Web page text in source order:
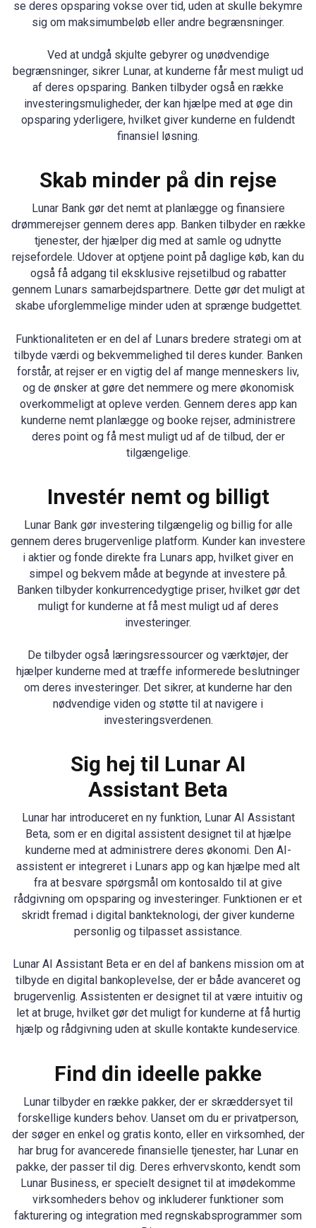
se deres opsparing vokse over tid, uden at skulle bekymre
sig om maksimumbeløb eller andre begrænsninger.
Ved at undgå skjulte gebyrer og unødvendige
begrænsninger, sikrer Lunar, at kunderne får mest muligt ud
af deres opsparing. Banken tilbyder også en række
investeringsmuligheder, der kan hjælpe med at øge din
opsparing yderligere, hvilket giver kunderne en fuldendt
finansiel løsning.
Skab minder på din rejse
Lunar Bank gør det nemt at planlægge og finansiere
drømmerejser gennem deres app. Banken tilbyder en række
tjenester, der hjælper dig med at samle og udnytte
rejsefordele. Udover at optjene point på daglige køb, kan du
også få adgang til eksklusive rejsetilbud og rabatter
gennem Lunars samarbejdspartnere. Dette gør det muligt at
skabe uforglemmelige minder uden at sprænge budgettet.
Funktionaliteten er en del af Lunars bredere strategi om at
tilbyde værdi og bekvemmelighed til deres kunder. Banken
forstår, at rejser er en vigtig del af mange menneskers liv,
og de ønsker at gøre det nemmere og mere økonomisk
overkommeligt at opleve verden. Gennem deres app kan
kunderne nemt planlægge og booke rejser, administrere
deres point og få mest muligt ud af de tilbud, der er
tilgængelige.
Investér nemt og billigt
Lunar Bank gør investering tilgængelig og billig for alle
gennem deres brugervenlige platform. Kunder kan investere
i aktier og fonde direkte fra Lunars app, hvilket giver en
simpel og bekvem måde at begynde at investere på.
Banken tilbyder konkurrencedygtige priser, hvilket gør det
muligt for kunderne at få mest muligt ud af deres
investeringer.
De tilbyder også læringsressourcer og værktøjer, der
hjælper kunderne med at træffe informerede beslutninger
om deres investeringer. Det sikrer, at kunderne har den
nødvendige viden og støtte til at navigere i
investeringsverdenen.
Sig hej til Lunar AI
Assistant Beta
Lunar har introduceret en ny funktion, Lunar AI Assistant
Beta, som er en digital assistent designet til at hjælpe
kunderne med at administrere deres økonomi. Den AI-
assistent er integreret i Lunars app og kan hjælpe med alt
fra at besvare spørgsmål om kontosaldo til at give
rådgivning om opsparing og investeringer. Funktionen er et
skridt fremad i digital bankteknologi, der giver kunderne
personlig og tilpasset assistance.
Lunar AI Assistant Beta er en del af bankens mission om at
tilbyde en digital bankoplevelse, der er både avanceret og
brugervenlig. Assistenten er designet til at være intuitiv og
let at bruge, hvilket gør det muligt for kunderne at få hurtig
hjælp og rådgivning uden at skulle kontakte kundeservice.
Find din ideelle pakke
Lunar tilbyder en række pakker, der er skræddersyet til
forskellige kunders behov. Uanset om du er privatperson,
der søger en enkel og gratis konto, eller en virksomhed, der
har brug for avancerede finansielle tjenester, har Lunar en
pakke, der passer til dig. Deres erhvervskonto, kendt som
Lunar Business, er specielt designet til at imødekomme
virksomheders behov og inkluderer funktioner som
fakturering og integration med regnskabsprogrammer som